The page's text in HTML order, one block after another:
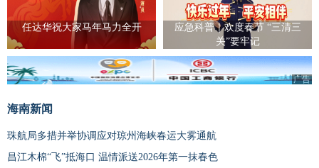
任达华祝大家马年马力全开
应急科普｜欢度春节 “三清三
关”要牢记
广告
海南新闻
珠航局多措并举协调应对琼州海峡春运大雾通航
昌江木棉“飞”抵海口 温情派送2026年第一抹春色